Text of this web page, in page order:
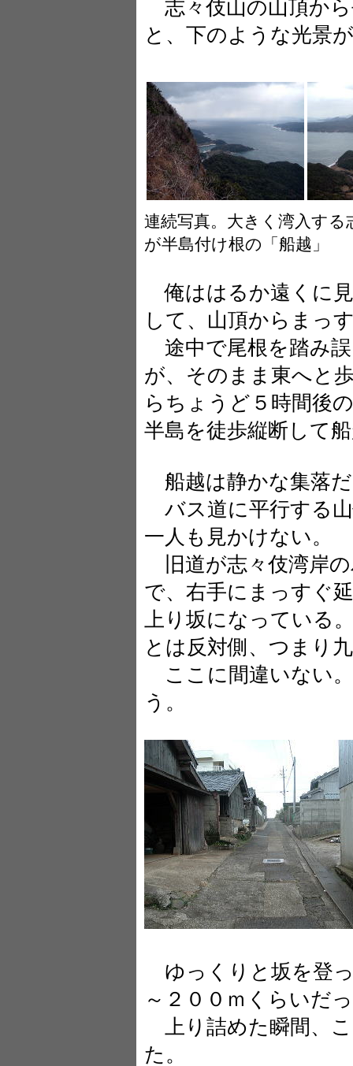
志々伎山の山頂か
と、下のような光景
連続写真。大きく湾入す
が半島付け根の「船越」
俺ははるか遠くに
して、山頂からまっ
途中で尾根を踏み
が、そのまま東へと
らちょうど５時間後
半島を徒歩縦断して
船越は静かな集落
バス道に平行する
一人も見かけない。
旧道が志々伎湾岸
で、右手にまっすぐ
上り坂になっている
とは反対側、つまり
ここに間違いない
う。
ゆっくりと坂を登
～２００ｍくらいだ
上り詰めた瞬間、
た。